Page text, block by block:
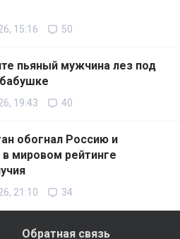
15:16 50
пьяный мужчина лез под
19:43 40
обогнал Россию и
в мировом рейтинге
21:10 34
Обратная связь